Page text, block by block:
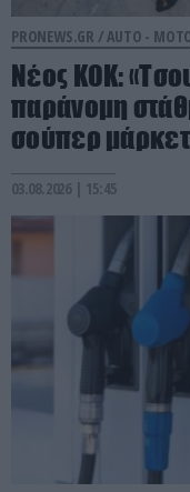
PRONEWS.GR /AUTO -
Νέος ΚΟΚ:
παράνομη
σούπερ
03.08.2026 | 15:45